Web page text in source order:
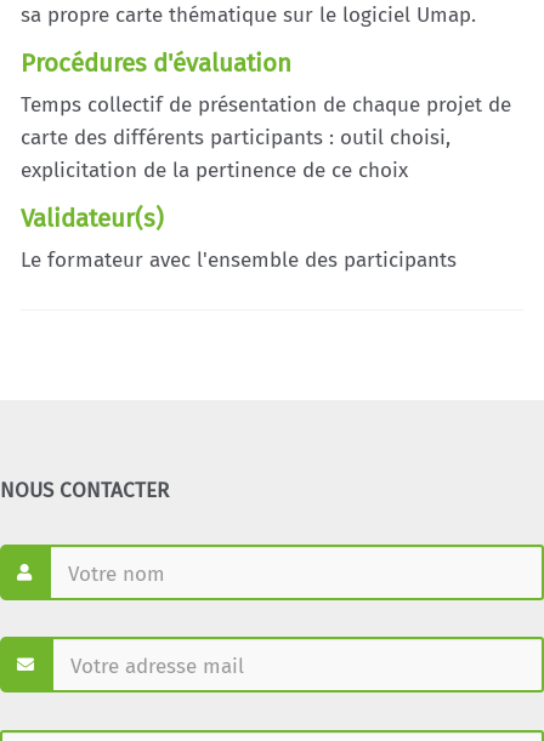
sa propre carte thématique sur le logiciel Umap.
Procédures d'évaluation
Temps collectif de présentation de chaque projet de
carte des différents participants : outil choisi,
explicitation de la pertinence de ce choix
Validateur(s)
Le formateur avec l'ensemble des participants
NOUS CONTACTER